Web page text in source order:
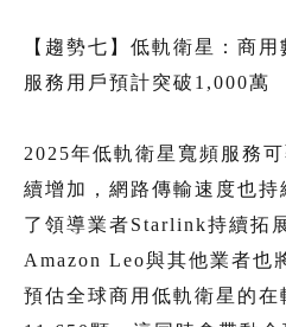
【趨勢七】低軌衛星：商
服務用戶預計突破1,000萬
2025年低軌衛星寬頻服務
續增加，網路傳輸速度也
了領導業者Starlink持續拓
Amazon Leo與其他業者也
預估全球商用低軌衛星的在